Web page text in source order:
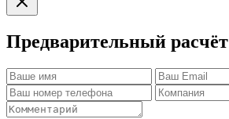
Предварительный расчёт